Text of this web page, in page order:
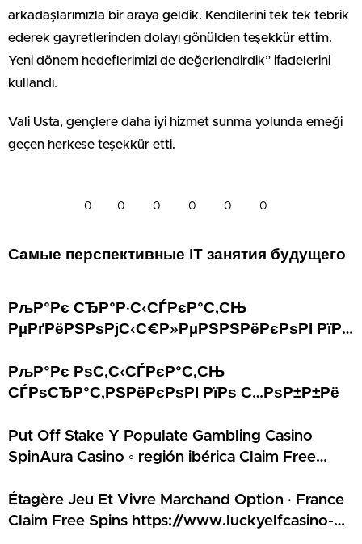
arkadaşlarımızla bir araya geldik. Kendilerini tek tek tebrik
ederek gayretlerinden dolayı gönülden teşekkür ettim.
Yeni dönem hedeflerimizi de değerlendirdik” ifadelerini
kullandı.
Vali Usta, gençlere daha iyi hizmet sunma yolunda emeği
geçen herkese teşekkür etti.
0 0 0 0 0 0
Самые перспективные IT занятия будущего
РљР°Рє СЂР°Р·С‹СЃРєР°С‚СЊ
РµРґРёРЅРѕРјС‹С€Р»РµРЅРЅРёРєРѕРІ РїРѕ
РљР°Рє РѕС‚С‹СЃРєР°С‚СЊ
СЃРѕСЂР°С‚РЅРёРєРѕРІ РїРѕ С…РѕР±Р±Рё
Put Off Stake Y Populate Gambling Casino
SpinAura Casino ◦ región ibérica Claim Free
Étagère Jeu Et Vivre Marchand Option · France
Claim Free Spins https://www.luckyelfcasino-